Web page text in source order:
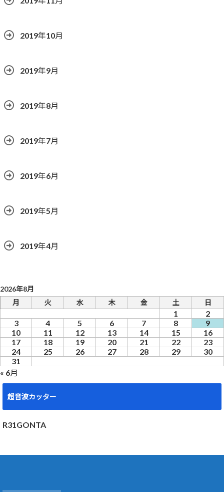
2019年10月
2019年9月
2019年8月
2019年7月
2019年6月
2019年5月
2019年4月
2026年8月
月
火 水 木 金 土 日
1
2
3
4 5 6 7 8
9
10
11 12 13 14 15
16
17
18 19 20 21 22
23
24
25 26 27 28 29
30
31
« 6月
超音波カッター
R31GONTA